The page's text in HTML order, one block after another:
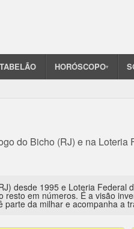
TABELÃO HORÓSCOPO▾
do Bicho (RJ) e na Loteria
desde 1995 e Loteria Federal
em números. É a visão
da milhar e acompanha a